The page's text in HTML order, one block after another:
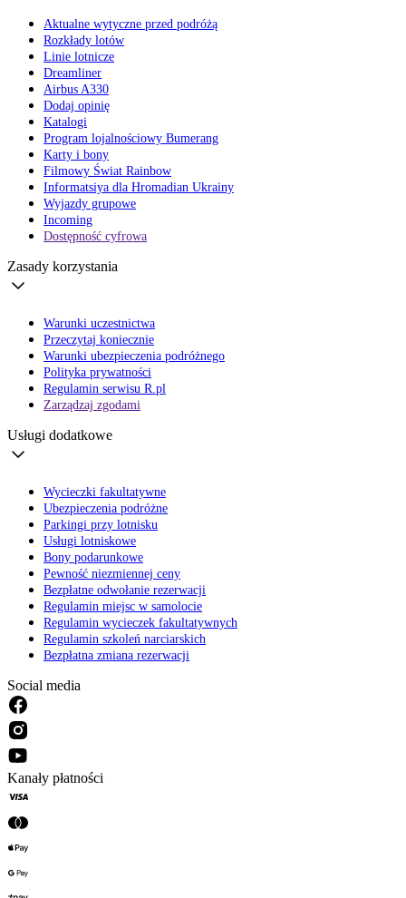
Aktualne wytyczne przed podróżą
Rozkłady lotów
Linie lotnicze
Dreamliner
Airbus A330
Dodaj opinię
Katalogi
Program lojalnościowy Bumerang
Karty i bony
Filmowy Świat Rainbow
Informatsiya dla Hromadian Ukrainy
Wyjazdy grupowe
Incoming
Dostępność cyfrowa
Zasady korzystania
Warunki uczestnictwa
Przeczytaj koniecznie
Warunki ubezpieczenia podróżnego
Polityka prywatności
Regulamin serwisu R.pl
Zarządzaj zgodami
Usługi dodatkowe
Wycieczki fakultatywne
Ubezpieczenia podróżne
Parkingi przy lotnisku
Usługi lotniskowe
Bony podarunkowe
Pewność niezmiennej ceny
Bezpłatne odwołanie rezerwacji
Regulamin miejsc w samolocie
Regulamin wycieczek fakultatywnych
Regulamin szkoleń narciarskich
Bezpłatna zmiana rezerwacji
Social media
Kanały płatności